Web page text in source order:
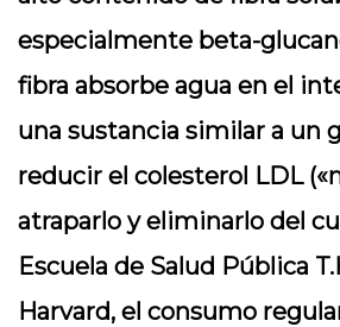
especialmente beta-
fibra absorbe agua en el
una sustancia similar a un
reducir el colesterol LDL
atraparlo y eliminarlo del
Escuela de Salud Pública
Harvard, el consumo